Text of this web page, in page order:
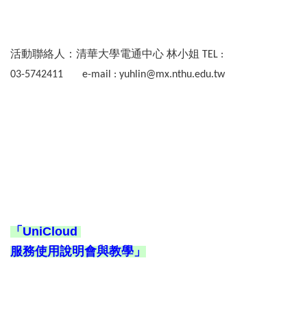
活動聯絡人：清華大學電通中心 林小姐 TEL :
03-5742411       e-mail : yuhlin@mx.nthu.edu.tw
「UniCloud
服務使用說明會與教學」